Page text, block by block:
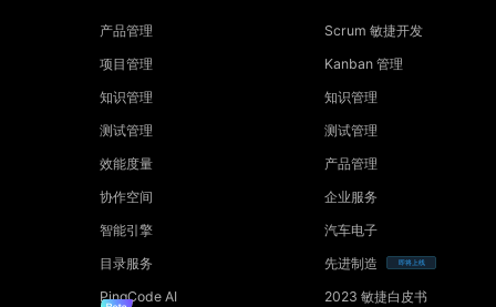
产品管理
项目管理
知识管理
测试管理
效能度量
协作空间
智能引擎
目录服务
PingCode AI
Scrum 敏捷开发
Kanban 管理
知识管理
测试管理
产品管理
企业服务
汽车电子
先进制造
即将上线
2023 敏捷白皮书